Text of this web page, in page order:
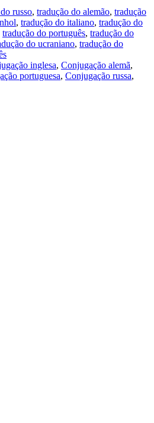
russo, tradução do alemão, tradução
, tradução do italiano, tradução do
tradução do português, tradução do
do ucraniano, tradução do
inglesa, Conjugação alemã,
portuguesa, Conjugação russa,